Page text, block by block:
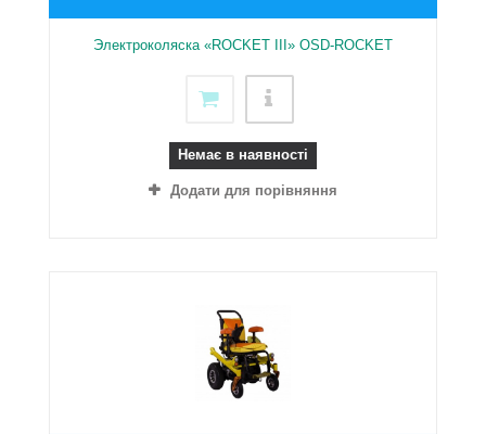
Электроколяска «ROCKET III» OSD-ROCKET
Немає в наявності
Додати для порівняння